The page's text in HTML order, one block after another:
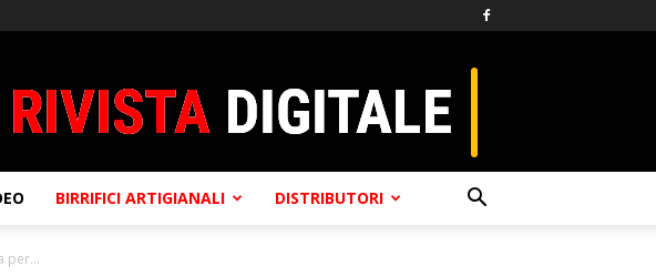
BIRRIFICI ARTIGIANALI DISTRIBUTORI
per...